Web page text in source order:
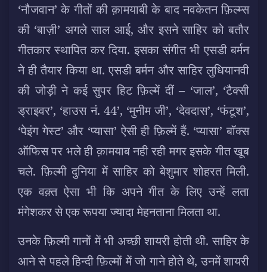
‘नौजवान’ के गीतों की क़ामयाबी के बाद नवकेतन फ़िल्म्स
की ‘बाज़ी’ अगले साल आई, और इसने साहिर को बतौर
गीतकार स्थापित कर दिया. इसका संगीत भी एसडी बर्मन
ने ही तैयार किया था. एसडी बर्मन और साहिर लुधियानवी
की जोड़ी ने कई सुपर हिट फ़िल्में दीं – ‘जाल’, ‘टैक्सी
ड्राइवर’, ‘हाउस नं. 44’, ‘मुनीम जी’, ‘देवदास’, ‘फंटूश’,
‘पेइंग गेस्ट’ और ‘प्यासा’ ऐसी ही फ़िल्में हैं. ‘प्यासा’ बॉक्स
ऑफिस पर भले ही क़ामयाब नही रही मगर इसके गीत खूब
चले. फ़िल्मी दुनिया में साहिर को बेशुमार शोहरत मिली.
एक वक़्त ऐसा भी कि अपने गीत के लिए उन्हें लता
मंगेशकर से एक रूपया ज्यादा मेहनताना मिलता था.
उनके फ़िल्मी गानों में भी अच्छी शायरी होती थी. साहिर के
आने से पहले हिन्दी फ़िल्मों में जो गाने होते थे, उनमें शायरी